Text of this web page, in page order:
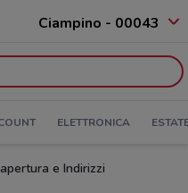
Ciampino - 00043
ELETTRONICA
e Indirizzi